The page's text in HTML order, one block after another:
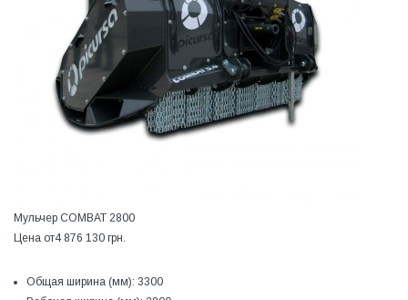
Мульчер COMBAT 2800
Цена от4 876 130 грн.
Общая ширина (мм): 3300